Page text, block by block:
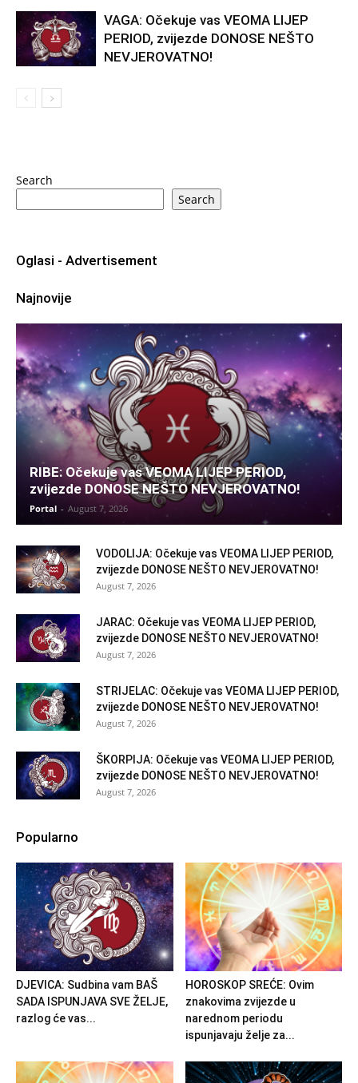
VAGA: Očekuje vas VEOMA LIJEP
PERIOD, zvijezde DONOSE NEŠTO
NEVJEROVATNO!
Search
Search
Oglasi - Advertisement
Najnovije
RIBE: Očekuje vas VEOMA LIJEP PERIOD,
zvijezde DONOSE NEŠTO NEVJEROVATNO!
Portal - August 7, 2026
VODOLIJA: Očekuje vas VEOMA LIJEP PERIOD,
zvijezde DONOSE NEŠTO NEVJEROVATNO!
August 7, 2026
JARAC: Očekuje vas VEOMA LIJEP PERIOD,
zvijezde DONOSE NEŠTO NEVJEROVATNO!
August 7, 2026
STRIJELAC: Očekuje vas VEOMA LIJEP PERIOD,
zvijezde DONOSE NEŠTO NEVJEROVATNO!
August 7, 2026
ŠKORPIJA: Očekuje vas VEOMA LIJEP PERIOD,
zvijezde DONOSE NEŠTO NEVJEROVATNO!
August 7, 2026
Popularno
DJEVICA: Sudbina vam BAŠ
SADA ISPUNJAVA SVE ŽELJE,
razlog će vas...
HOROSKOP SREĆE: Ovim
znakovima zvijezde u
narednom periodu
ispunjavaju želje za...